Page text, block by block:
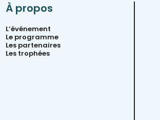
À propos
L’événement
Le programme
Les partenaires
Les trophées